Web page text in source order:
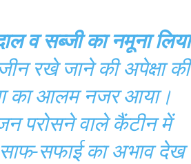
व सब्जी का नमूना लिया
रखे जाने की अपेक्षा की
का आलम नजर आया।
परोसने वाले कैंटीन में
साफ-सफाई का अभाव देख